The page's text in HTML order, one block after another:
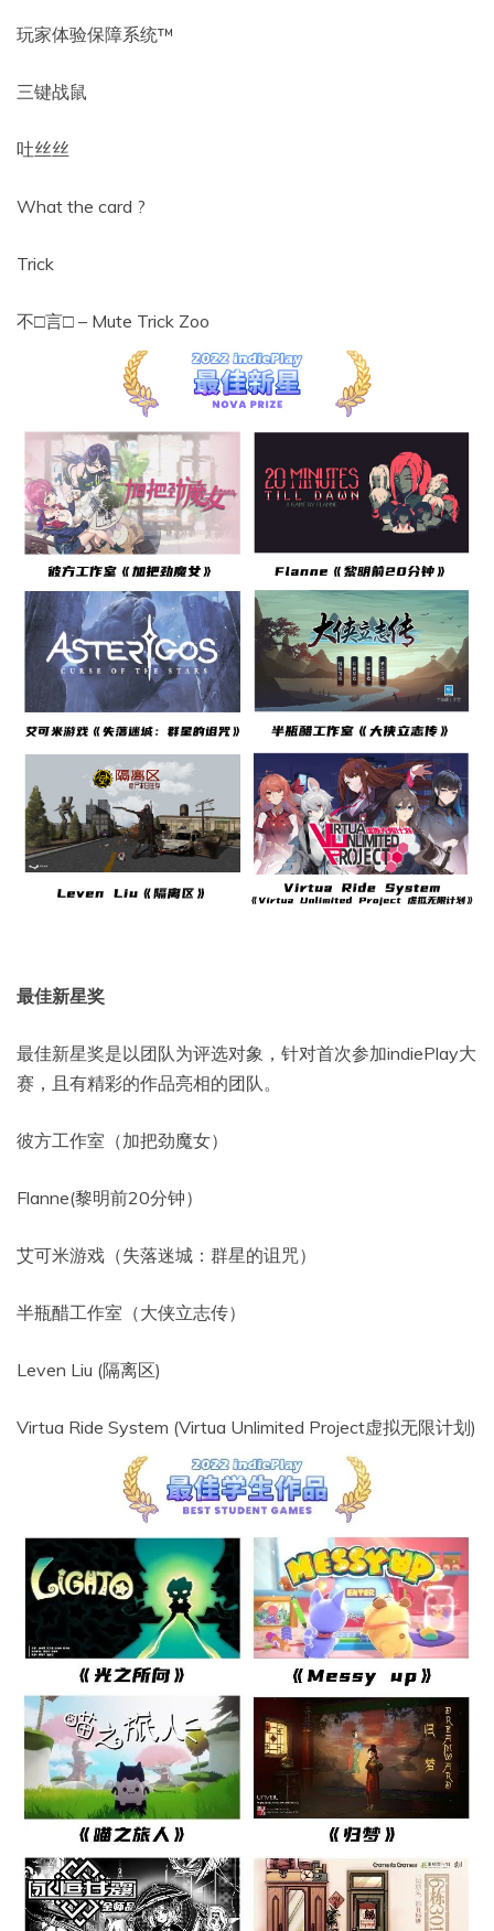
玩家体验保障系统™
三键战鼠
吐丝丝
What the card ?
Trick
不□言□ – Mute Trick Zoo
最佳新星奖
最佳新星奖是以团队为评选对象，针对首次参加indiePlay大
赛，且有精彩的作品亮相的团队。
彼方工作室（加把劲魔女）
Flanne(黎明前20分钟）
艾可米游戏（失落迷城：群星的诅咒）
半瓶醋工作室（大侠立志传）
Leven Liu (隔离区)
Virtua Ride System (Virtua Unlimited Project虚拟无限计划)